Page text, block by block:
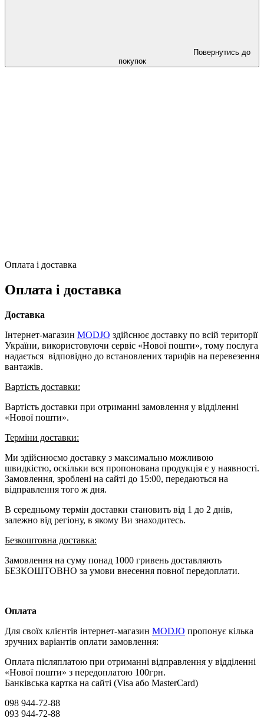
Повернутись до
покупок
Оплата і доставка
Оплата і доставка
Доставка
Інтернет-магазин MODJO здійснює доставку по всій території
України, використовуючи сервіс «Нової пошти», тому послуга
надається відповідно до встановлених тарифів на перевезення
вантажів.
Вартість доставки:
Вартість доставки при отриманні замовлення у відділенні
«Нової пошти».
Терміни доставки:
Ми здійснюємо доставку з максимально можливою
швидкістю, оскільки вся пропонована продукція є у наявності.
Замовлення, зроблені на сайті до 15:00, передаються на
відправлення того ж дня.
В середньому термін доставки становить від 1 до 2 днів,
залежно від регіону, в якому Ви знаходитесь.
Безкоштовна доставка:
Замовлення на суму понад 1000 гривень доставляють
БЕЗКОШТОВНО за умови внесення повної передоплати.
Оплата
Для своїх клієнтів інтернет-магазин MODJO пропонує кілька
зручних варіантів оплати замовлення:
Оплата післяплатою при отриманні відправлення у відділенні
«Нової пошти» з передоплатою 100грн.
Банківська картка на сайті (Visa або MasterCard)
098 944-72-88
093 944-72-88